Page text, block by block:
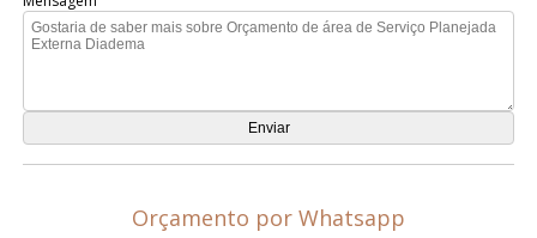
Orçamento por Whatsapp